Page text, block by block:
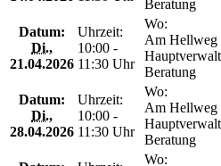
Beratung
Datum:
Di.,
21.04.2026
Uhrzeit:
10:00 -
11:30 Uhr
Wo:
Am Hellweg
Beratung
Datum:
Di.,
28.04.2026
Uhrzeit:
10:00 -
11:30 Uhr
Wo:
Am Hellweg
Beratung
Wo: